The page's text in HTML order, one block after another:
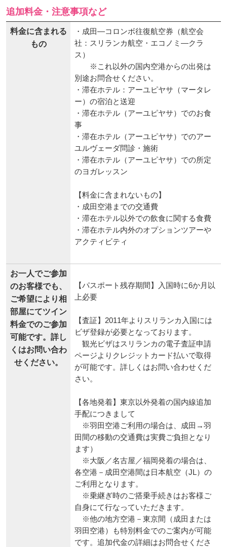
追加料金・注意事項など
料金に含まれる
もの
・成田―コロンボ往復航空券（航空会
社：スリランカ航空・エコノミ―クラ
ス）
※これ以外の国内空港からの出発は
別途お問合せください。
・滞在ホテル：アーユピヤサ（マータレ
ー）の宿泊と送迎
・滞在ホテル（アーユピヤサ）でのお食
事
・滞在ホテル（アーユピヤサ）でのアー
ユルヴェーダ問診・施術
・滞在ホテル（アーユピヤサ）での所定
のヨガレッスン
【料金に含まれないもの】
・成田空港までの交通費
・滞在ホテル以外での飲食に関する食費
・滞在ホテル内外のオプションツアーや
アクティビティ
お一人でご参加
のお客様でも、
ご希望により相
部屋にてツイン
料金でのご参加
可能です。詳し
くはお問い合わ
せください。
【パスポート残存期間】入国時に6か月以
上必要
【査証】2011年よりスリランカ入国には
ビザ登録が必要となっております。
観光ビザはスリランカの電子査証申請
ページよりクレジットカード払いで取得
が可能です。詳しくはお問い合わせくだ
さい。
【各地発着】東京以外発着の国内線追加
手配につきまして
※羽田空港ご利用の場合は、成田→羽
田間の移動の交通費は実費ご負担となり
ます）
※大阪／名古屋／福岡発着の場合は、
各空港－成田空港間は日本航空（JL）の
ご利用となります。
※乗継ぎ時のご搭乗手続きはお客様ご
自身にて行なっていただきます。
※他の地方空港－東京間（成田または
羽田空港）も特別料金でのご案内が可能
です。追加代金の詳細はお問合せくださ